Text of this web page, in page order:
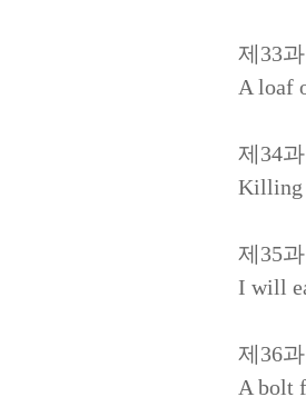
제33
A loaf
제34
Killing
제35
I will
제36
A bolt